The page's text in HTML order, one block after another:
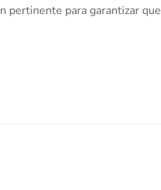
pertinente para garantizar